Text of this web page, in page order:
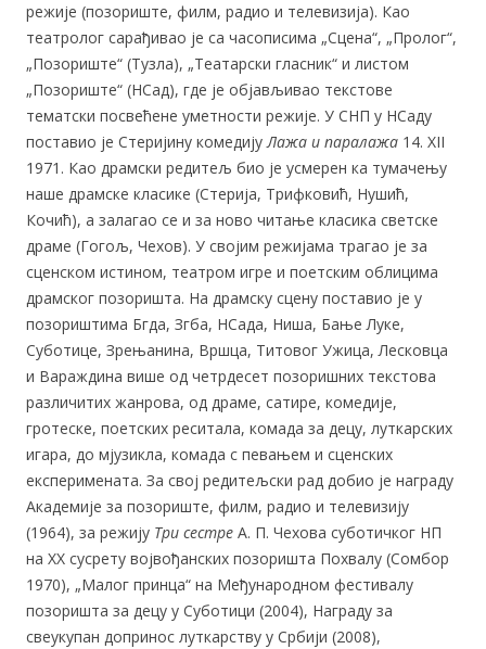
режије (позориште, филм, радио и телевизија). Као
театролог сарађивао је са часописима „Сцена“, „Пролог“,
„Позориште“ (Тузла), „Театарски гласник“ и листом
„Позориште“ (НСад), где је објављивао текстове
тематски посвећене уметности режије. У СНП у НСаду
поставио је Стеријину комедијуЛажа и паралажа 14. XII
1971. Као драмски редитељ био је усмерен ка тумачењу
наше драмске класике (Стерија, Трифковић, Нушић,
Кочић), а залагао се и за ново читање класика светске
драме (Гогољ, Чехов). У својим режијама трагао је за
сценском истином, театром игре и поетским облицима
драмског позоришта. На драмску сцену поставио је у
позориштима Бгда, Згба, НСада, Ниша, Бање Луке,
Суботице, Зрењанина, Вршца, Титовог Ужица, Лесковца
и Вараждина више од четрдесет позоришних текстова
различитих жанрова, од драме, сатире, комедије,
гротеске, поетских реситала, комада за децу, луткарских
игара, до мјузикла, комада с певањем и сценских
експеримената. За свој редитељски рад добио је награду
Академије за позориште, филм, радио и телевизију
(1964), за режију Три сестре А. П. Чехова суботичког НП
на XX сусрету војвођанских позоришта Похвалу (Сомбор
1970), „Малог принца“ на Међународном фестивалу
позоришта за децу у Суботици (2004), Награду за
свеукупан допринос луткарству у Србији (2008),